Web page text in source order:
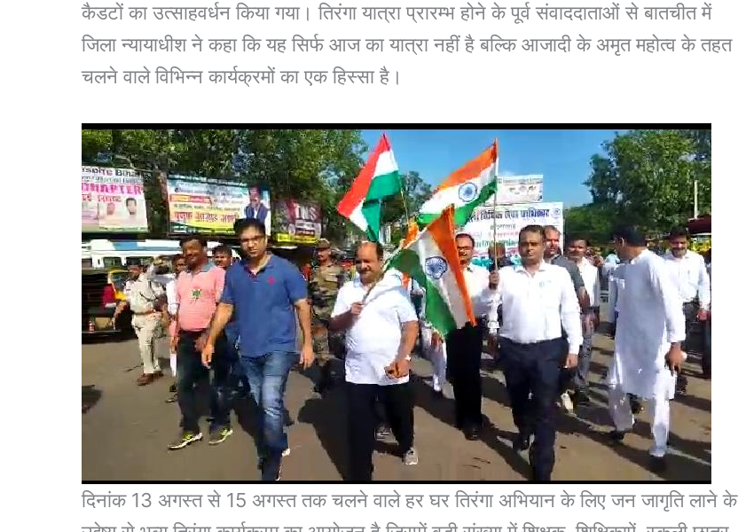
कैडटों का उत्साहवर्धन किया गया। तिरंगा यात्रा प्रारम्भ होने के पूर्व संवाददाताओं से बातचीत में
जिला न्यायाधीश ने कहा कि यह सिर्फ आज का यात्रा नहीं है बल्कि आजादी के अमृत महोत्व के तहत
चलने वाले विभिन्न कार्यक्रमों का एक हिस्सा है।
दिनांक 13 अगस्त से 15 अगस्त तक चलने वाले हर घर तिरंगा अभियान के लिए जन जागृति लाने के